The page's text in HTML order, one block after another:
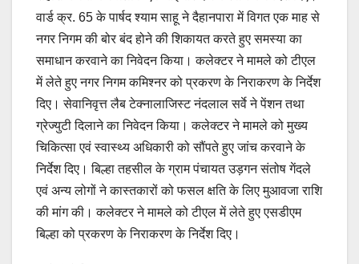
वार्ड क्र. 65 के पार्षद श्याम साहू ने दैहानपारा में विगत एक माह से
नगर निगम की बोर बंद होने की शिकायत करते हुए समस्या का
समाधान करवाने का निवेदन किया। कलेक्टर ने मामले को टीएल
में लेते हुए नगर निगम कमिश्नर को प्रकरण के निराकरण के निर्देश
दिए। सेवानिवृत्त लैब टेक्नालाजिस्ट नंदलाल सर्वे ने पेंशन तथा
ग्रेज्युटी दिलाने का निवेदन किया। कलेक्टर ने मामले को मुख्य
चिकित्सा एवं स्वास्थ्य अधिकारी को सौंपते हुए जांच करवाने के
निर्देश दिए। बिल्हा तहसील के ग्राम पंचायत उड़गन संतोष गेंदले
एवं अन्य लोगों ने कास्तकारों को फसल क्षति के लिए मुआवजा राशि
की मांग की। कलेक्टर ने मामले को टीएल में लेते हुए एसडीएम
बिल्हा को प्रकरण के निराकरण के निर्देश दिए।